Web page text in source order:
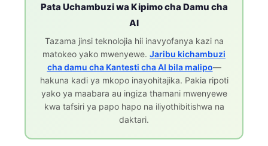
Pata Uchambuzi wa Kipimo cha Damu cha
AI
Tazama jinsi teknolojia hii inavyofanya kazi na
matokeo yako mwenyewe. Jaribu kichambuzi
cha damu cha Kantesti cha AI bila malipo—
hakuna kadi ya mkopo inayohitajika. Pakia ripoti
yako ya maabara au ingiza thamani mwenyewe
kwa tafsiri ya papo hapo na iliyothibitishwa na
daktari.
Македонски јазик
Gàidhlig
Occitan
العربية المغربية
Afrikaans